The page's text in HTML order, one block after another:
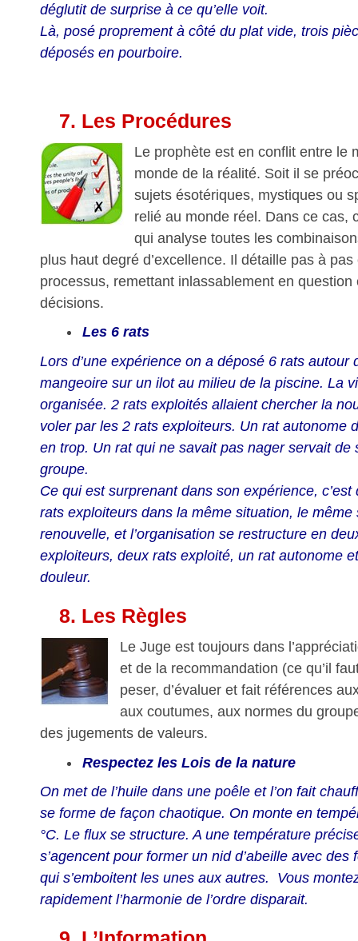
déglutit de surprise à ce qu’elle voit.
Là, posé proprement à côté du plat vide, trois
déposés en pourboire.
7. Les Procédures
Le prophète est en conflit entre le
monde de la réalité. Soit il se
sujets ésotériques, mystiques ou
relié au monde réel. Dans ce cas,
qui analyse toutes les
plus haut degré d’excellence. Il détaille pas à pas
processus, remettant inlassablement en question
décisions.
Les 6 rats
Lors d’une expérience on a déposé 6 rats autour
mangeoire sur un ilot au milieu de la piscine. La
organisée. 2 rats exploités allaient chercher la
voler par les 2 rats exploiteurs. Un rat autonome
en trop. Un rat qui ne savait pas nager servait de
groupe.
Ce qui est surprenant dans son expérience, c’est
rats exploiteurs dans la même situation, le même
renouvelle, et l’organisation se restructure en
exploiteurs, deux rats exploité, un rat autonome
douleur.
8. Les Règles
Le Juge est toujours dans
et de la recommandation (ce qu’il
peser, d’évaluer et fait références
aux coutumes, aux normes du
des jugements de valeurs.
Respectez les Lois de la nature
On met de l’huile dans une poêle et l’on fait
se forme de façon chaotique. On monte en
°C. Le flux se structure. A une température
s’agencent pour former un nid d’abeille avec des
qui s’emboitent les unes aux autres. Vous
rapidement l’harmonie de l’ordre disparait.